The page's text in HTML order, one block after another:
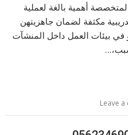
أهمية بالغة لعملية
مكثفة لضمان جاهزيتهن
في بيئات العمل داخل المنشآت
Leave